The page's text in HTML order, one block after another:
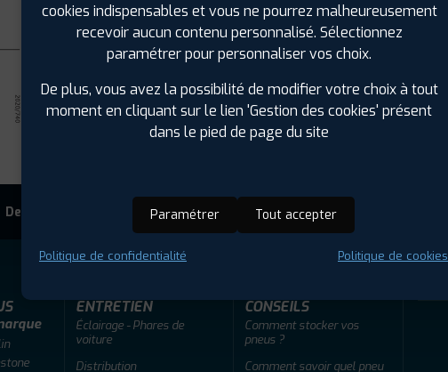
Devenir adherent Offres d'emploi FAQ
ENTRETIEN
Éclairage - Phares de
voiture
Distribution
CONSEILS
Comment stocker vos
pneus ?
Comment savoir quel pneu
cookies indispensables et vous ne pourrez malheureusement
recevoir aucun contenu personnalisé. Sélectionnez
paramétrer pour personnaliser vos choix.
De plus, vous avez la possibilité de modifier votre choix à tout
moment en cliquant sur le lien 'Gestion des cookies' présent
dans le pied de page du site
Paramétrer Tout accepter
Politique de confidentialité Politique de cookies